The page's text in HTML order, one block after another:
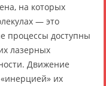
на которых
— это
процессы доступны
лазерных
Движение
их